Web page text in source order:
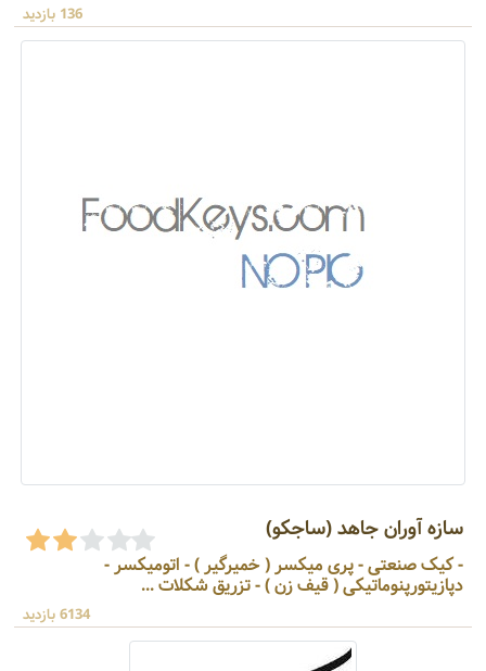
136 بازدید
سازه آوران جاهد (ساجکو)
- کیک صنعتی - پری میکسر ( خمیرگیر ) - اتومیکسر -
دپازیتورپنوماتیکی ( قیف زن ) - تزریق شکلات ...
6134 بازدید